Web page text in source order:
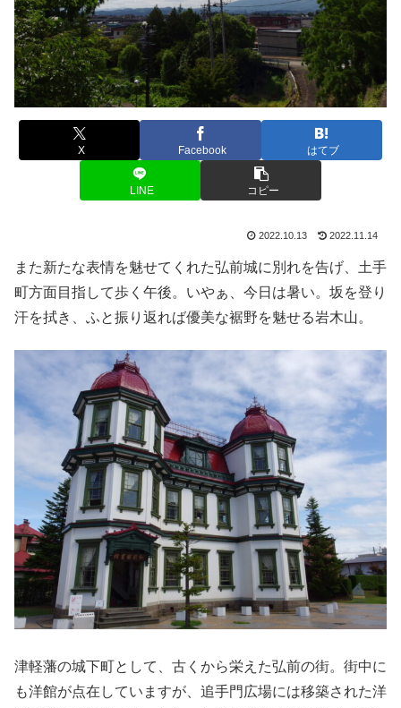
X Facebook はてブ
LINE コピー
2022.10.13 2022.11.14
また新たな表情を魅せてくれた弘前城に別れを告げ、土手
町方面目指して歩く午後。いやぁ、今日は暑い。坂を登り
汗を拭き、ふと振り返れば優美な裾野を魅せる岩木山。
津軽藩の城下町として、古くから栄えた弘前の街。街中に
も洋館が点在していますが、追手門広場には移築された洋